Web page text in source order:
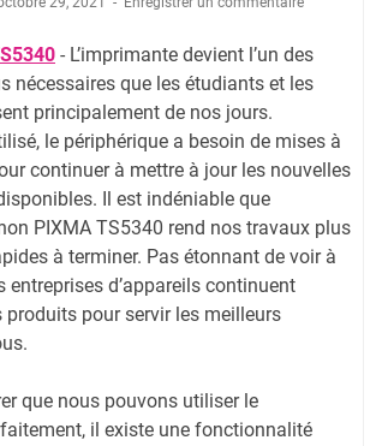
- L’imprimante devient l’un des
nécessaires que les étudiants et les
principalement de nos jours.
le périphérique a besoin de mises à
continuer à mettre à jour les nouvelles
Il est indéniable que
PIXMA TS5340 rend nos travaux plus
à terminer. Pas étonnant de voir à
entreprises d’appareils continuent
produits pour servir les meilleurs
que nous pouvons utiliser le
il existe une fonctionnalité